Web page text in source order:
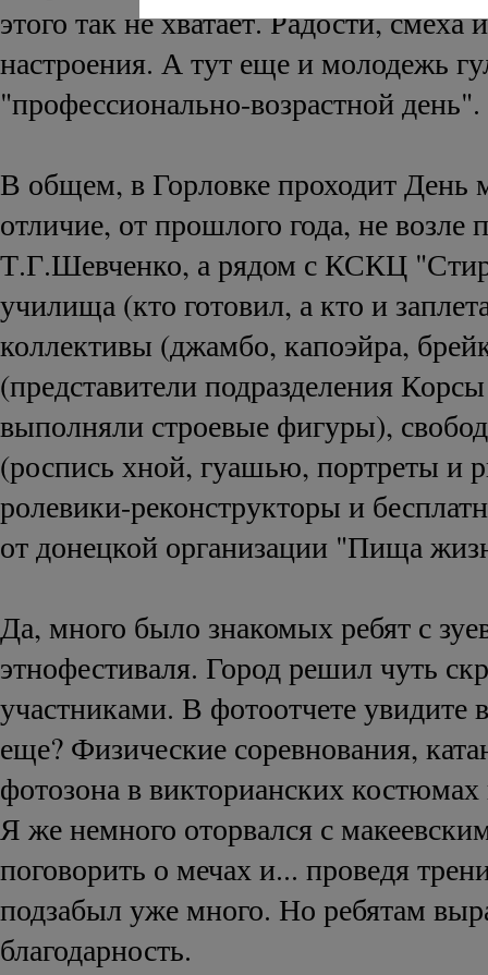
этого так не хватает. Радости, смеха
настроения. А тут еще и молодежь
"профессионально-возрастной день".
В общем, в Горловке проходит День
отличие, от прошлого года, не возле
Т.Г.Шевченко, а рядом с КСКЦ
училища (кто готовил, а кто и
коллективы (джамбо, капоэйра,
(представители подразделения
выполняли строевые фигуры),
(роспись хной, гуашью, портреты и
ролевики-реконструкторы и
от донецкой организации "Пища
Да, много было знакомых ребят с
этнофестиваля. Город решил чуть
участниками. В фотоотчете увидите
еще? Физические соревнования,
фотозона в викторианских
Я же немного оторвался с
поговорить о мечах и... проведя
подзабыл уже много. Но ребятам
благодарность.